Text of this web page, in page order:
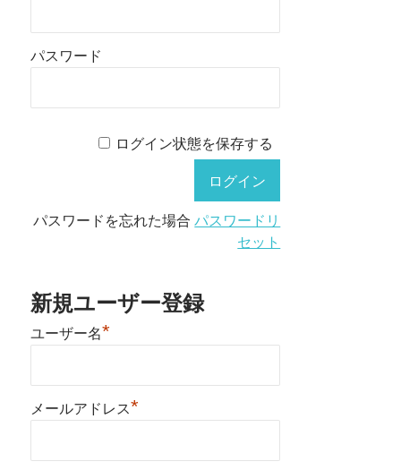
パスワード
ログイン状態を保存する
パスワードを忘れた場合パスワードリ
セット
新規ユーザー登録
ユーザー名*
メールアドレス*